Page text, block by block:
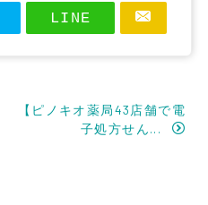
LINE
【ピノキオ薬局43店舗で電
子処方せん...